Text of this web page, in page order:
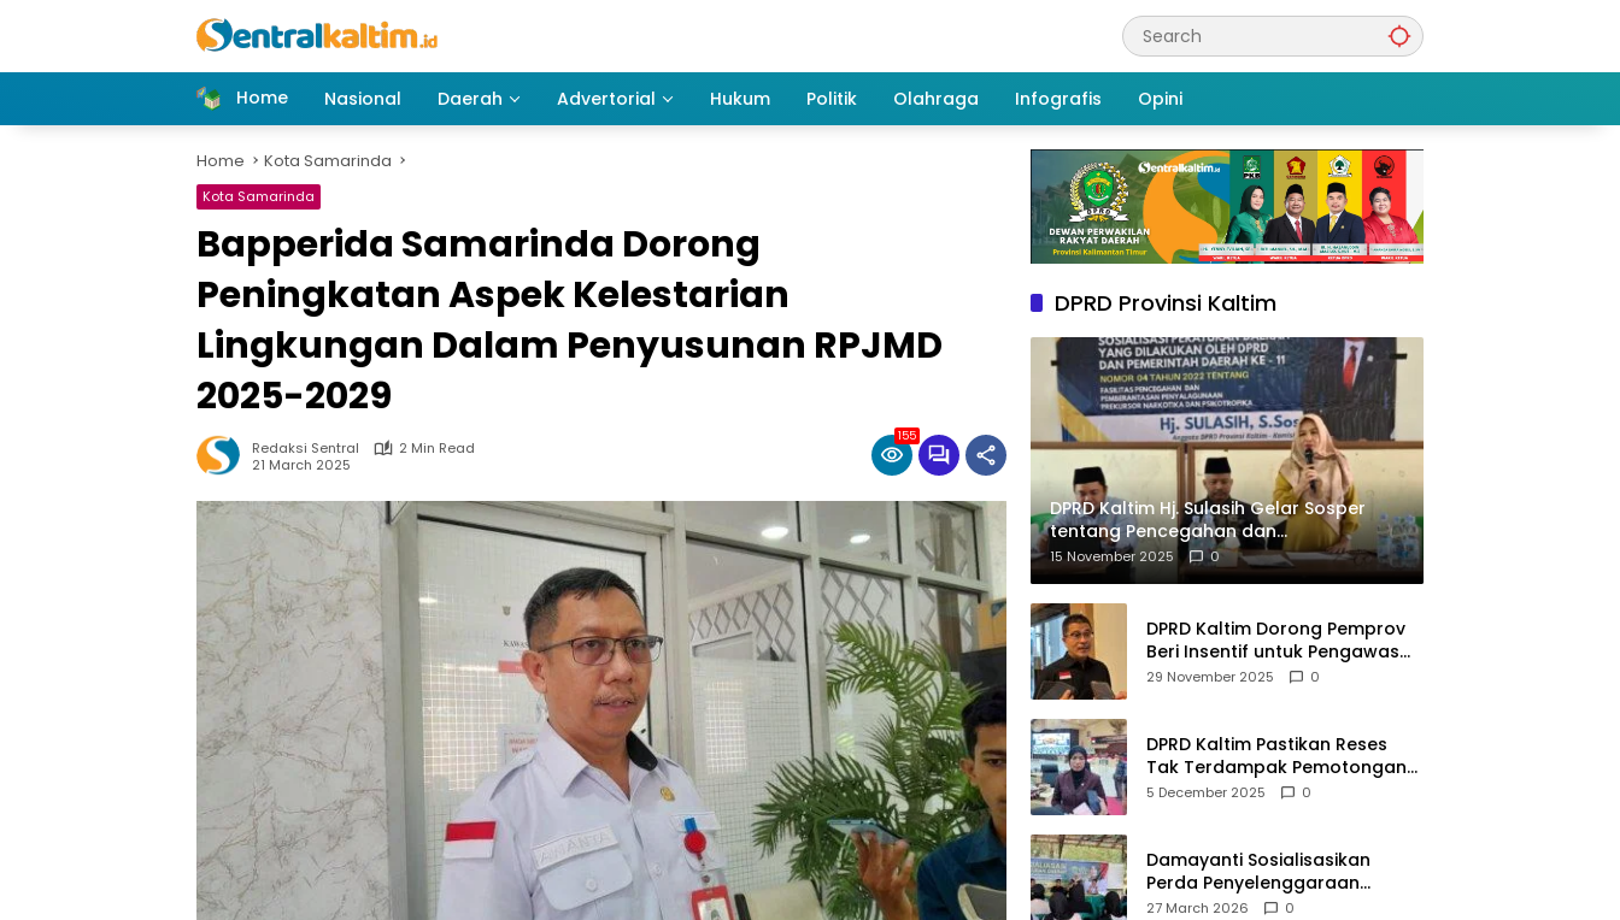
Home
Nasional Daerah Advertorial Hukum Politik Olahraga Infografis Opini
Home Kota Samarinda
Kota Samarinda
Bapperida Samarinda Dorong
Peningkatan Aspek Kelestarian
Lingkungan Dalam Penyusunan RPJMD
2025-2029
Redaksi Sentral
2 Min Read
21 March 2025
155
DPRD Provinsi Kaltim
DPRD Kaltim Hj. Sulasih Gelar Sosper
tentang Pencegahan dan
Pemberantasan NAPZA
15 November 2025 0
DPRD Kaltim Dorong Pemprov
Beri Insentif untuk Pengawas
Madrasah dan Pendidikan
29 November 2025 0
DPRD Kaltim Pastikan Reses
Tak Terdampak Pemotongan
Transfer Dana Pusat
5 December 2025 0
Damayanti Sosialisasikan
Perda Penyelenggaraan
Pendidikan Pancasila dan
27 March 2026 0